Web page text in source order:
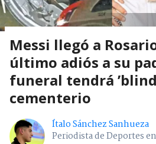
Messi llegó a
último adiós a su
funeral tendrá
cementerio
Ítalo Sánchez Sanhueza
Periodista de Deportes